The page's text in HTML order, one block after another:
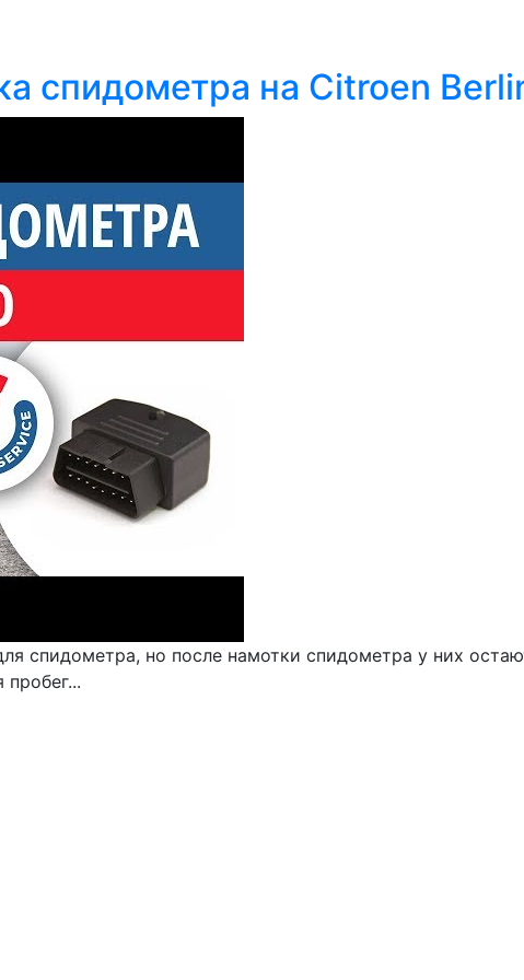
спидометра на Citroen
спидометра, но после намотки спидометра у них